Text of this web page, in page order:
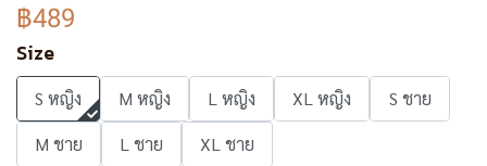
฿489
Size
S หญิง M หญิง L หญิง XL หญิง
S ชาย
M ชาย
L ชาย XL ชาย